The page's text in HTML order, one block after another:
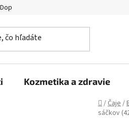
Doprava a platba
Kozmetika a zdravie
Domov
/Čaje/
sáčkov